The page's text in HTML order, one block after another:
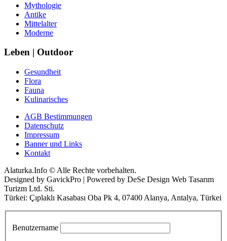
Mythologie
Antike
Mittelalter
Moderne
Leben | Outdoor
Gesundheit
Flora
Fauna
Kulinarisches
AGB Bestimmungen
Datenschutz
Impressum
Banner und Links
Kontakt
Alaturka.Info © Alle Rechte vorbehalten.
Designed by GavickPro | Powered by DeSe Design Web Tasarım
Turizm Ltd. Sti.
Türkei: Çıplaklı Kasabası Oba Pk 4, 07400 Alanya, Antalya, Türkei
Benutzername